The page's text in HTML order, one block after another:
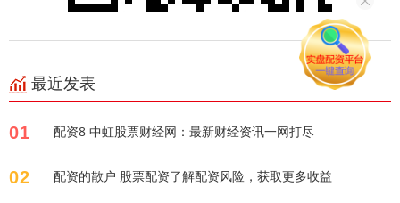
最近发表
01 配资8 中虹股票财经网：最新财经资讯一网打尽
02 配资的散户 股票配资了解配资风险，获取更多收益